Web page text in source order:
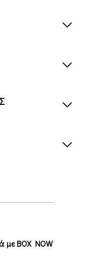
με BOX NOW